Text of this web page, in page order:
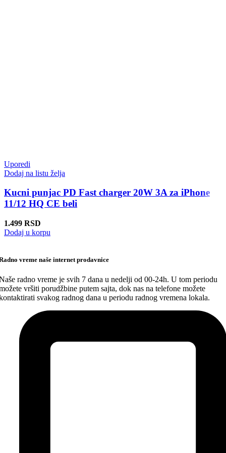
Uporedi
Dodaj na listu želja
Kucni punjac PD Fast charger 20W 3A za iPhone
11/12 HQ CE beli
1.499 RSD
Dodaj u korpu
vreme naše internet prodavnice
radno vreme je svih 7 dana u nedelji od 00-24h. U tom periodu
vršiti porudžbine putem sajta, dok nas na telefone možete
svakog radnog dana u periodu radnog vremena lokala.